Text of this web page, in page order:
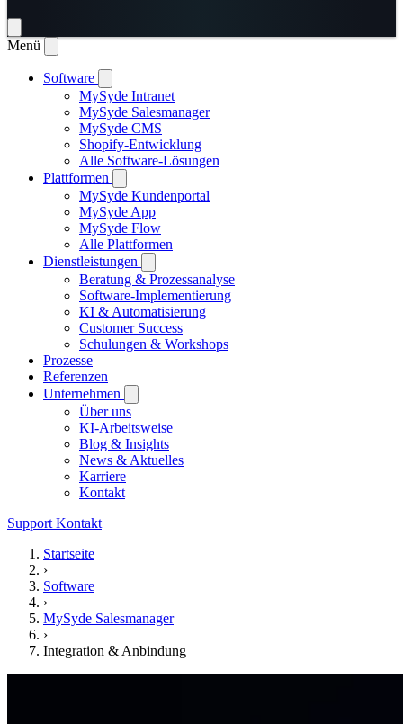
Menü
Software
MySyde Intranet
MySyde Salesmanager
MySyde CMS
Shopify-Entwicklung
Alle Software-Lösungen
Plattformen
MySyde Kundenportal
MySyde App
MySyde Flow
Alle Plattformen
Dienstleistungen
Beratung & Prozessanalyse
Software-Implementierung
KI & Automatisierung
Customer Success
Schulungen & Workshops
Prozesse
Referenzen
Unternehmen
Über uns
KI-Arbeitsweise
Blog & Insights
News & Aktuelles
Karriere
Kontakt
Support Kontakt
Startseite
›
Software
›
MySyde Salesmanager
›
Integration & Anbindung